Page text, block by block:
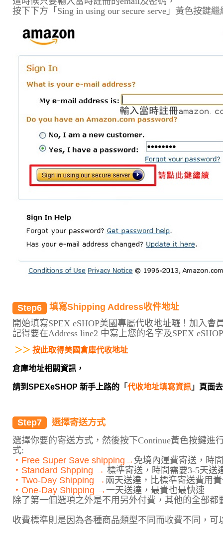
按下下方「Sing in using our secure serve」黃色按鍵
Step6
填寫Shipping Address收件地址
開始填寫SPEX eSHOP美國專屬代收地址囉！加入
記得要在Address line2 中寫上您的名字及SPEX
＞＞ 按此取得美國倉庫代收地址
倉庫地址相關資訊，
請到SPEXeSHOP 新手上路的 「代收地址填寫資訊 」 頁面
Step7
選擇寄送方式
選擇你要的寄送方式，然後按下Continue黃色按鍵進
式:
‧Free Super Save shipping→ 免境內運費寄送，時
‧Standard Shpping → 標準寄送，時間需要3-5天送
‧Two-Day Shipping → 兩天送達，比標準寄送費用
‧One-Day Shipping →一天送達，最貴也最快速
除了第一個選項之外是不用另外付費，其他的全部都
收費標準則是因為各種商品類型不同而收費不同，可